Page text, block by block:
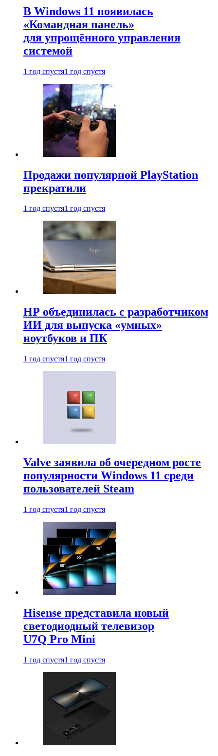
В Windows 11 появилась
«Командная панель»
для упрощённого управления
системой
1 год спустя1 год спустя
Продажи популярной PlayStation
прекратили
1 год спустя1 год спустя
HP объединилась с разработчиком
ИИ для выпуска «умных»
ноутбуков и ПК
1 год спустя1 год спустя
Valve заявила об очередном росте
популярности Windows 11 среди
пользователей Steam
1 год спустя1 год спустя
Hisense представила новый
светодиодный телевизор
U7Q Pro Mini
1 год спустя1 год спустя